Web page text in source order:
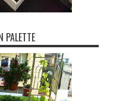
PALETTE